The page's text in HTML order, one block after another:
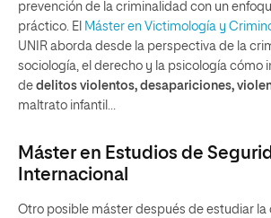
prevención de la criminalidad con un
práctico. El Máster en Victimología y
UNIR aborda desde la perspectiva de la
sociología, el derecho y la psicología cómo
de delitos violentos, desapariciones,
maltrato infantil…
Máster en Estudios de
Internacional
Otro posible máster después de estudiar la